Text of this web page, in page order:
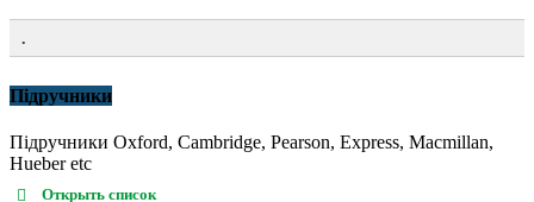
.
Підручники
Підручники Oxford, Cambridge, Pearson, Express, Macmillan,
Hueber etc
Открыть список